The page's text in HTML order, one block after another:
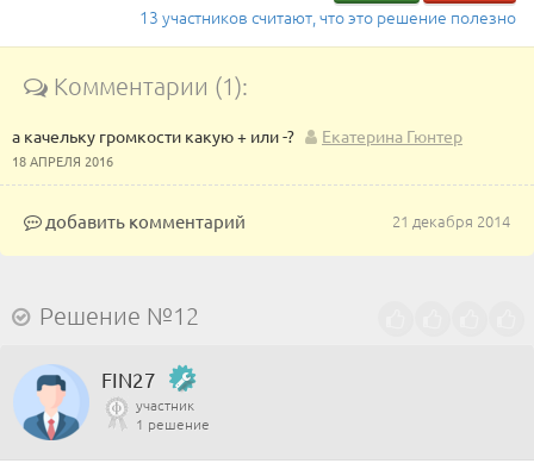
13 участников считают, что это решение полезно
Комментарии (1):
а качельку громкости какую + или -? Екатерина Гюнтер
18 АПРЕЛЯ 2016
21 декабря 2014
добавить комментарий
Решение №12
FIN27
участник
1 решение